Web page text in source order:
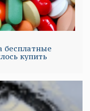
бесплатные
купить